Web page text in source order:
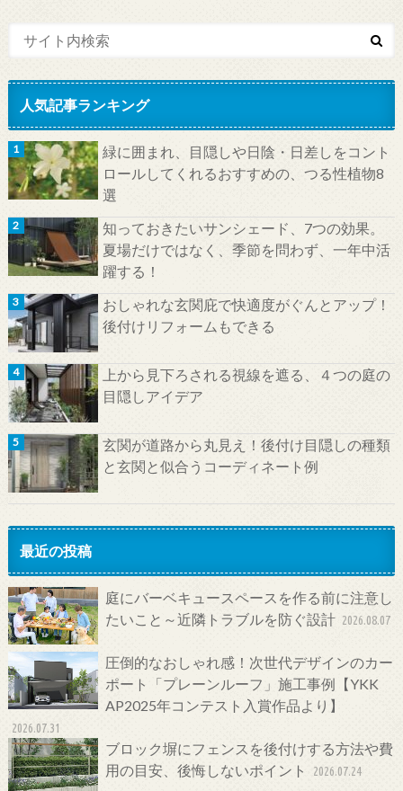
人気記事ランキング
緑に囲まれ、目隠しや日陰・日差しをコント
ロールしてくれるおすすめの、つる性植物8
選
知っておきたいサンシェード、7つの効果。
夏場だけではなく、季節を問わず、一年中活
躍する！
おしゃれな玄関庇で快適度がぐんとアップ！
後付けリフォームもできる
上から見下ろされる視線を遮る、４つの庭の
目隠しアイデア
玄関が道路から丸見え！後付け目隠しの種類
と玄関と似合うコーディネート例
最近の投稿
庭にバーベキュースペースを作る前に注意し
たいこと～近隣トラブルを防ぐ設計 2026.08.07
圧倒的なおしゃれ感！次世代デザインのカー
ポート「プレーンルーフ」施工事例【YKK
AP2025年コンテスト入賞作品より】
2026.07.31
ブロック塀にフェンスを後付けする方法や費
用の目安、後悔しないポイント
2026.07.24